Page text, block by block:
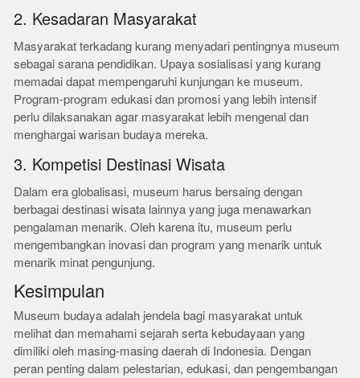
2. Kesadaran Masyarakat
Masyarakat terkadang kurang menyadari pentingnya museum
sebagai sarana pendidikan. Upaya sosialisasi yang kurang
memadai dapat mempengaruhi kunjungan ke museum.
Program-program edukasi dan promosi yang lebih intensif
perlu dilaksanakan agar masyarakat lebih mengenal dan
menghargai warisan budaya mereka.
3. Kompetisi Destinasi Wisata
Dalam era globalisasi, museum harus bersaing dengan
berbagai destinasi wisata lainnya yang juga menawarkan
pengalaman menarik. Oleh karena itu, museum perlu
mengembangkan inovasi dan program yang menarik untuk
menarik minat pengunjung.
Kesimpulan
Museum budaya adalah jendela bagi masyarakat untuk
melihat dan memahami sejarah serta kebudayaan yang
dimiliki oleh masing-masing daerah di Indonesia. Dengan
peran penting dalam pelestarian, edukasi, dan pengembangan